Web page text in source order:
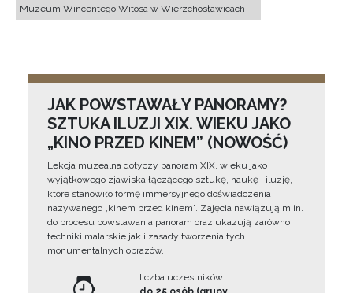
Muzeum Wincentego Witosa w Wierzchosławicach
JAK POWSTAWAŁY PANORAMY?
SZTUKA ILUZJI XIX. WIEKU JAKO
„KINO PRZED KINEM” (NOWOŚĆ)
Lekcja muzealna dotyczy panoram XIX. wieku jako
wyjątkowego zjawiska łączącego sztukę, naukę i iluzję,
które stanowiło formę immersyjnego doświadczenia
nazywanego „kinem przed kinem”. Zajęcia nawiązują m.in.
do procesu powstawania panoram oraz ukazują zarówno
techniki malarskie jak i zasady tworzenia tych
monumentalnych obrazów.
liczba uczestników